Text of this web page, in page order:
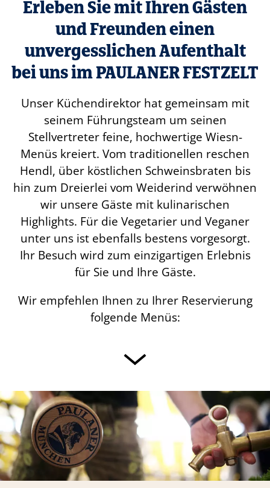
Erleben Sie mit Ihren Gästen
und Freunden einen
unvergesslichen Aufenthalt
bei uns im PAULANER FESTZELT
Unser Küchendirektor hat gemeinsam mit
seinem Führungsteam um seinen
Stellvertreter feine, hochwertige Wiesn-
Menüs kreiert. Vom traditionellen reschen
Hendl, über köstlichen Schweinsbraten bis
hin zum Dreierlei vom Weiderind verwöhnen
wir unsere Gäste mit kulinarischen
Highlights. Für die Vegetarier und Veganer
unter uns ist ebenfalls bestens vorgesorgt.
Ihr Besuch wird zum einzigartigen Erlebnis
für Sie und Ihre Gäste.
Wir empfehlen Ihnen zu Ihrer Reservierung
folgende Menüs: